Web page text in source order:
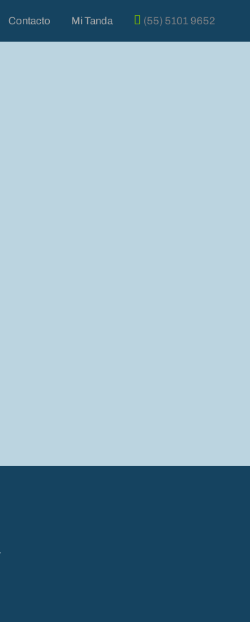
Contacto Mi Tanda (55) 5101 9652